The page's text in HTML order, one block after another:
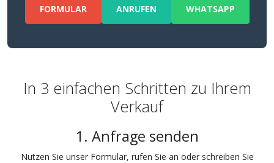
FORMULAR ANRUFEN WHATSAPP
In 3 einfachen Schritten zu Ihrem
Verkauf
1. Anfrage senden
Nutzen Sie unser Formular, rufen Sie an oder schreiben Sie